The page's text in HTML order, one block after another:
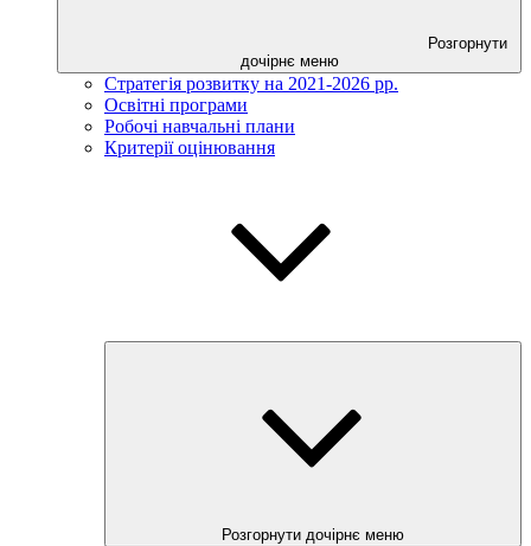
Розгорнути
дочірнє меню
Стратегія розвитку на 2021-2026 рр.
Освітні програми
Робочі навчальні плани
Критерії оцінювання
Розгорнути дочірнє меню